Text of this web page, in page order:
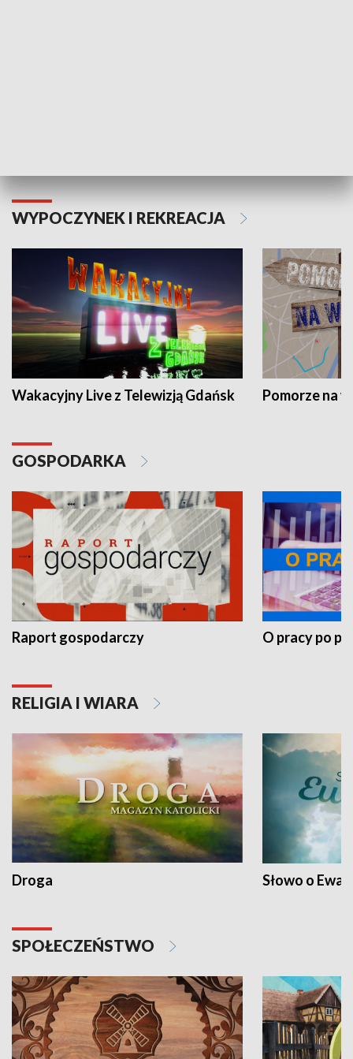
WYPOCZYNEK I REKREACJA
Wakacyjny Live z Telewizją Gdańsk Pomorze na
GOSPODARKA
Raport gospodarczy O pracy po
RELIGIA I WIARA
Droga Słowo o
SPOŁECZEŃSTWO